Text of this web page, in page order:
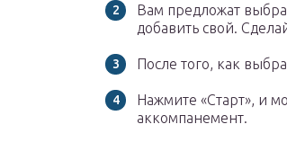
Вам предложат
добавить свой.
После того, как
Нажмите «Старт», и
аккомпанемент.